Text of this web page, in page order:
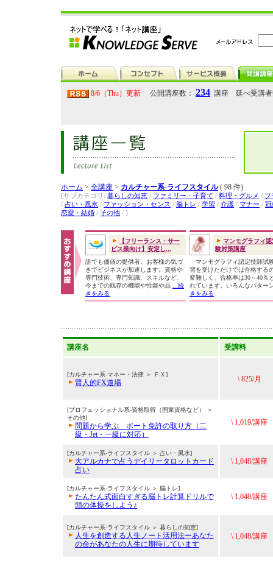
8/6（Thu）更新 公開講座数： 234 講座 延べ受講
ホーム > 全講座 > カルチャー系-ライフスタイル( 98 件)
[サブカテゴリ: 暮らしの知恵 / ファミリー・子育て / 料理・グルメ / フ
/ 占い・風水 / ファッション・センス / 脳トレ / 学習 / 介護 / マナー / 冠
恋愛・結婚 / その他 / ]
【フリーランス・サー
ビス業向け】安定し...
誰でも価値の提供者。お客様の気づ
きでビジネスが加速します。資格や
専門技術、専門知識、スキルなど、
今までの既存の機能や性能や品
...続
きをみる
マンモグラフィ認
験対策講座
マンモグラフィ認定技師試
習を受けただけでは合格する
変難しく、合格率は30～40％
れています。いろんなパター
きをみる
講座名 受講料
[カルチャー系-マネー・法律 ＞ ＦＸ]
賢人的FX道場 \ 825/月
[プロフェッショナル系-資格取得（国家資格など） ＞
その他]
問題から学ぶ ボート免許の取り方（二
級・Jet・一級に対応）
\ 1,019/講座
[カルチャー系-ライフスタイル ＞ 占い・風水]
大アルカナで占うデイリータロットカード
占い
\ 1,048/講座
[カルチャー系-ライフスタイル ＞ 脳トレ]
たんたん式面白すぎる脳トレ計算ドリルで
頭の体操をしよう♪
\ 1,048/講座
[カルチャー系-ライフスタイル ＞ 暮らしの知恵]
人生を創造する人生ノート活用法ーあなた
の命があなたの人生に期待しています
\ 1,048/講座